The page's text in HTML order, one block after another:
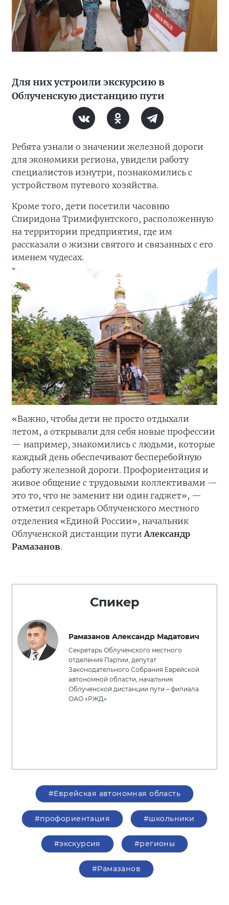
Для них устроили экскурсию в
Облученскую дистанцию пути
Ребята узнали о значении железной дороги
для экономики региона, увидели работу
специалистов изнутри, познакомились с
устройством путевого хозяйства.
Кроме того, дети посетили часовню
Спиридона Тримифунтского, расположенную
на территории предприятия, где им
рассказали о жизни святого и связанных с его
именем чудесах.
«Важно, чтобы дети не просто отдыхали
летом, а открывали для себя новые профессии
— например, знакомились с людьми, которые
каждый день обеспечивают бесперебойную
работу железной дороги. Профориентация и
живое общение с трудовыми коллективами —
это то, что не заменит ни один гаджет», —
отметил секретарь Облученского местного
отделения «Единой России», начальник
Облученской дистанции путиАлександр
Рамазанов.
Спикер
Рамазанов Александр Мадатович
Секретарь Облученского местного
отделения Партии, депутат
Законодательного Собрания Еврейской
автономной области, начальник
Облученской дистанции пути – филиала
ОАО «РЖД»
#Еврейская автономная область
#профориентация #школьники
#экскурсия #регионы
#Рамазанов